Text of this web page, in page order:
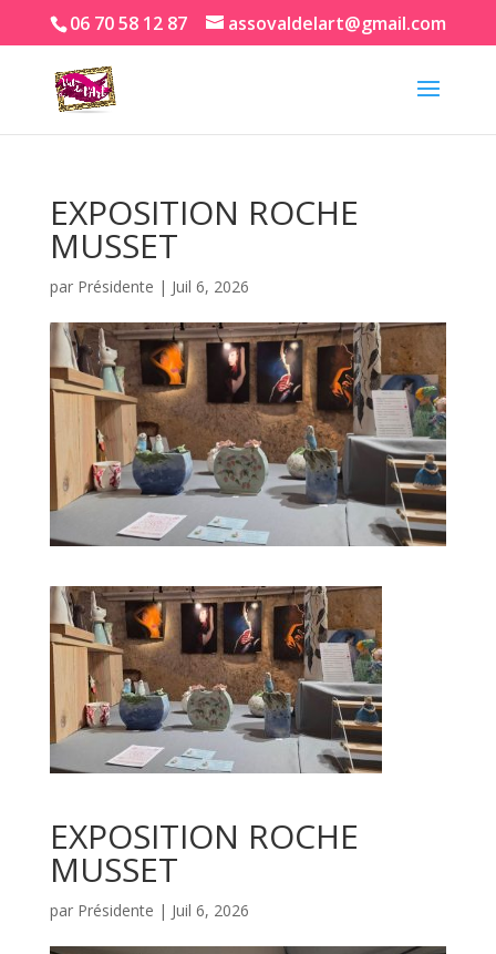
06 70 58 12 87 assovaldelart@gmail.com
EXPOSITION ROCHE
MUSSET
par Présidente | Juil 6, 2026
EXPOSITION ROCHE
MUSSET
par Présidente | Juil 6, 2026